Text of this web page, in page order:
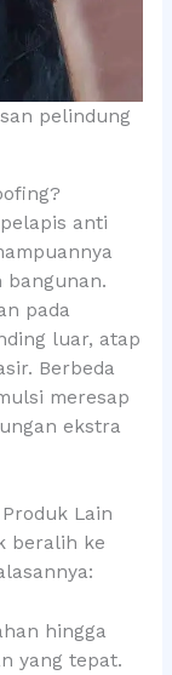
pelindung
anti
pada
luar, atap
Berbeda
meresap
ekstra
Lain
beralih ke
hingga
yang tepat.